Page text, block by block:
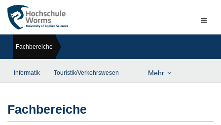
Fachbereiche
Informatik Touristik/Verkehrswesen Mehr
Fachbereiche